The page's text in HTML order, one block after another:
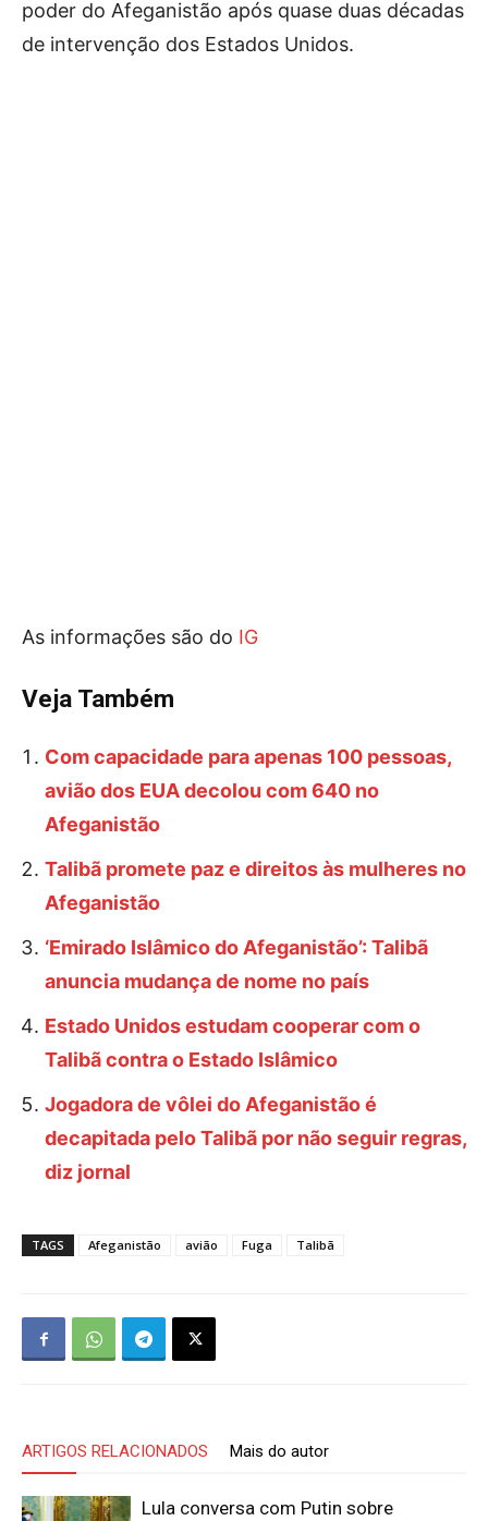
poder do Afeganistão após quase duas décadas
de intervenção dos Estados Unidos.
As informações são do IG
Veja Também
Com capacidade para apenas 100 pessoas,
avião dos EUA decolou com 640 no
Afeganistão
Talibã promete paz e direitos às mulheres no
Afeganistão
‘Emirado Islâmico do Afeganistão’: Talibã
anuncia mudança de nome no país
Estado Unidos estudam cooperar com o
Talibã contra o Estado Islâmico
Jogadora de vôlei do Afeganistão é
decapitada pelo Talibã por não seguir regras,
diz jornal
TAGS Afeganistão avião Fuga Talibã
ARTIGOS RELACIONADOS Mais do autor
Lula conversa com Putin sobre